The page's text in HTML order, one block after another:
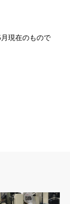
現在のもので